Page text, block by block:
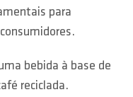
para
bebida à base de
reciclada.